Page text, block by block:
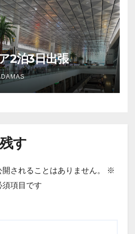
2泊3日出張
す
されることはありません。
※
須項目です